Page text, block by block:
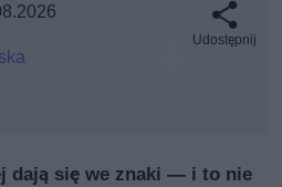
Udostępnij
dają się we znaki — i to nie